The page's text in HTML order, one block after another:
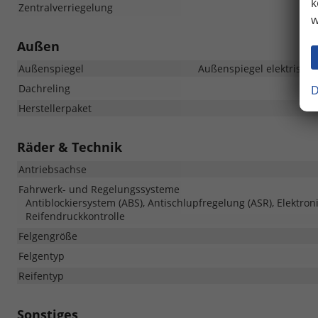
Zentralverriegelung
Außen
Außenspiegel
Außenspiegel elektrisch
Dachreling
Herstellerpaket
Räder & Technik
Antriebsachse
Fahrwerk- und Regelungssysteme
Antiblockiersystem (ABS), Antischlupfregelung (ASR),
Reifendruckkontrolle
Felgengröße
Felgentyp
Reifentyp
Sonstiges